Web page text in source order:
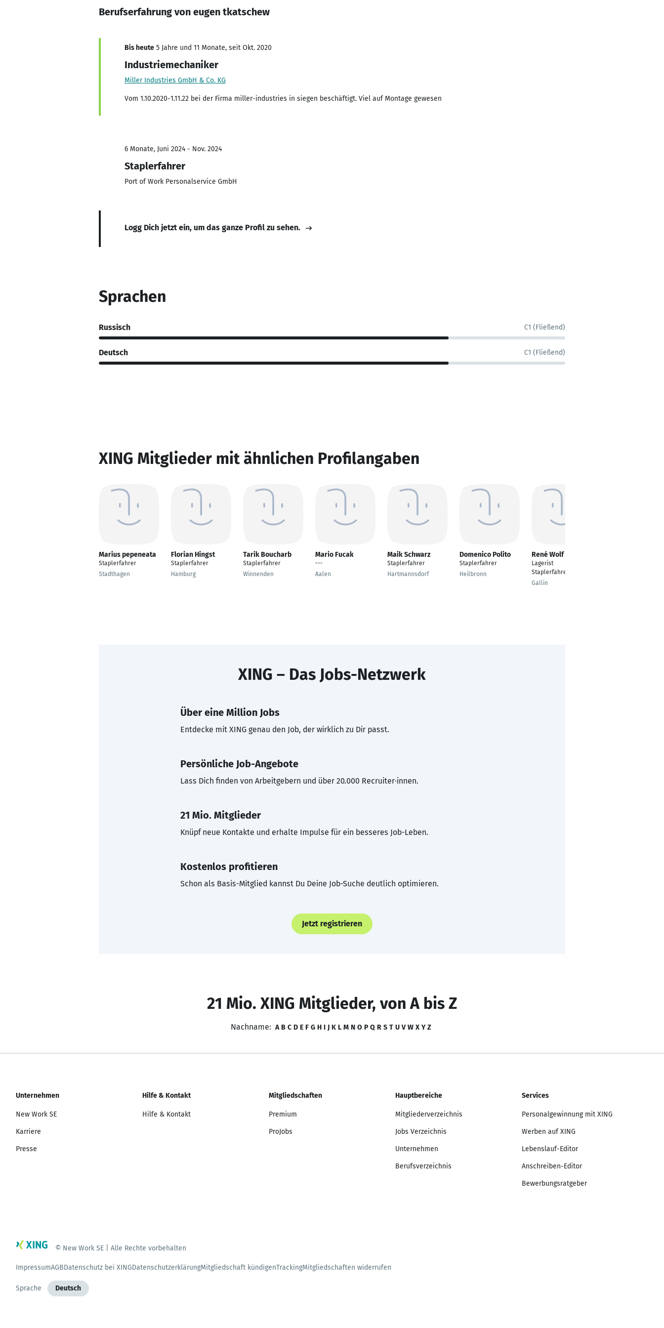
Berufserfahrung von eugen tkatschew
Bis heute 5 Jahre und 11 Monate, seit Okt. 2020
Industriemechaniker
Miller Industries GmbH & Co. KG
Vom 1.10.2020-1.11.22 bei der Firma miller-industries in siegen beschäftigt. Viel auf Montage gewesen
6 Monate, Juni 2024 - Nov. 2024
Staplerfahrer
Port of Work Personalservice GmbH
Logg Dich jetzt ein, um das ganze Profil zu sehen.
Sprachen
Russisch C1 (Fließend)
Deutsch C1 (Fließend)
XING Mitglieder mit ähnlichen Profilangaben
Marius pepeneata
Staplerfahrer
Stadthagen
Florian Hingst
Staplerfahrer
Hamburg
Tarik Boucharb
Staplerfahrer
Winnenden
Mario Fucak
---
Aalen
Maik Schwarz
Staplerfahrer
Hartmannsdorf
Domenico Polito
Staplerfahrer
Heilbronn
René Wolf
Lagerist
Staplerfahrer
Gallin
XING – Das Jobs-Netzwerk
Über eine Million Jobs
Entdecke mit XING genau den Job, der wirklich zu Dir passt.
Persönliche Job-Angebote
Lass Dich finden von Arbeitgebern und über 20.000 Recruiter·innen.
21 Mio. Mitglieder
Knüpf neue Kontakte und erhalte Impulse für ein besseres Job-Leben.
Kostenlos profitieren
Schon als Basis-Mitglied kannst Du Deine Job-Suche deutlich optimieren.
Jetzt registrieren
21 Mio. XING Mitglieder, von A bis Z
Nachname: A B C D E F G H I J K L M N O P Q R S T U V W X Y Z
Unternehmen
New Work SE
Karriere
Presse
Hilfe & Kontakt
Hilfe & Kontakt
Mitgliedschaften
Premium
ProJobs
Hauptbereiche
Mitgliederverzeichnis
Jobs Verzeichnis
Unternehmen
Berufsverzeichnis
Services
Personalgewinnung mit XING
Werben auf XING
Lebenslauf-Editor
Anschreiben-Editor
Bewerbungsratgeber
© New Work SE | Alle Rechte vorbehalten
ImpressumAGBDatenschutz bei XINGDatenschutzerklärungMitgliedschaft kündigenTrackingMitgliedschaften widerrufen
Sprache Deutsch